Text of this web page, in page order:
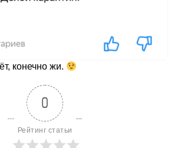
конечно жи.
0
Рейтинг статьи